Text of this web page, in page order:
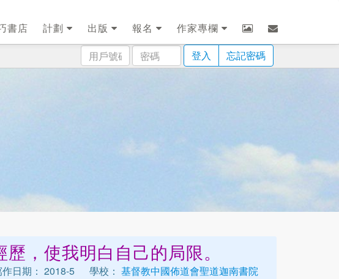
書店 計劃 出版 報名
作家專欄
用
戶
密
碼
登入 忘記密碼
，使我明白自己的局限。
作日期： 2018-5 學校： 基督教中國佈道會聖道迦南書院